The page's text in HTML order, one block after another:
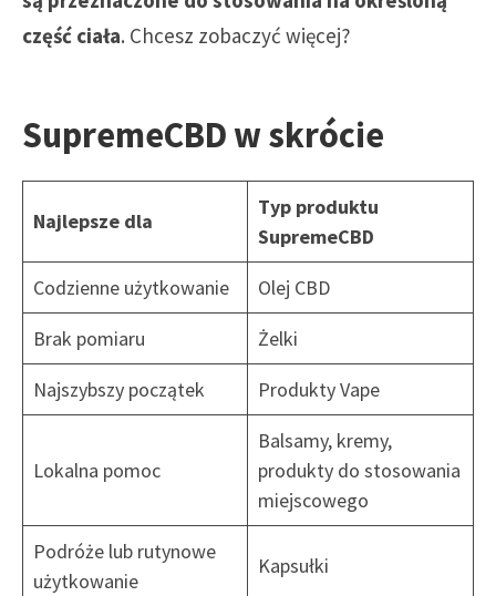
część ciała. Chcesz zobaczyć więcej?
SupremeCBD w skrócie
Najlepsze dla
Typ produktu
SupremeCBD
Codzienne użytkowanie
Olej CBD
Brak pomiaru
Żelki
Najszybszy początek
Produkty Vape
Lokalna pomoc
Balsamy, kremy,
produkty do stosowania
miejscowego
Podróże lub rutynowe
użytkowanie
Kapsułki